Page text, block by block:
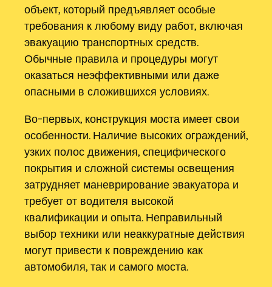
объект, который предъявляет особые
требования к любому виду работ, включая
эвакуацию транспортных средств.
Обычные правила и процедуры могут
оказаться неэффективными или даже
опасными в сложившихся условиях.
Во-первых, конструкция моста имеет свои
особенности. Наличие высоких ограждений,
узких полос движения, специфического
покрытия и сложной системы освещения
затрудняет маневрирование эвакуатора и
требует от водителя высокой
квалификации и опыта. Неправильный
выбор техники или неаккуратные действия
могут привести к повреждению как
автомобиля, так и самого моста.